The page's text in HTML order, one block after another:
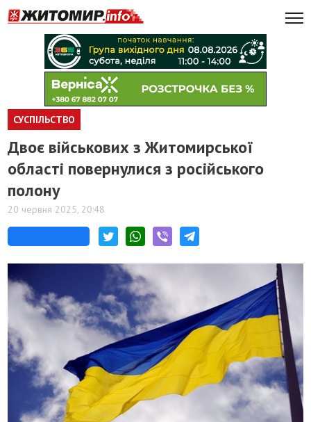
СУСПІЛЬСТВО
Двоє військових з Житомирської
області повернулися з російського
полону
20 червня 2025, 20:48